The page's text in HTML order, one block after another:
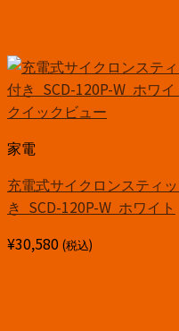
クイックビュー
家電
充電式サイクロンスティ
き SCD-120P-W ホワイト
¥30,580 (税込)